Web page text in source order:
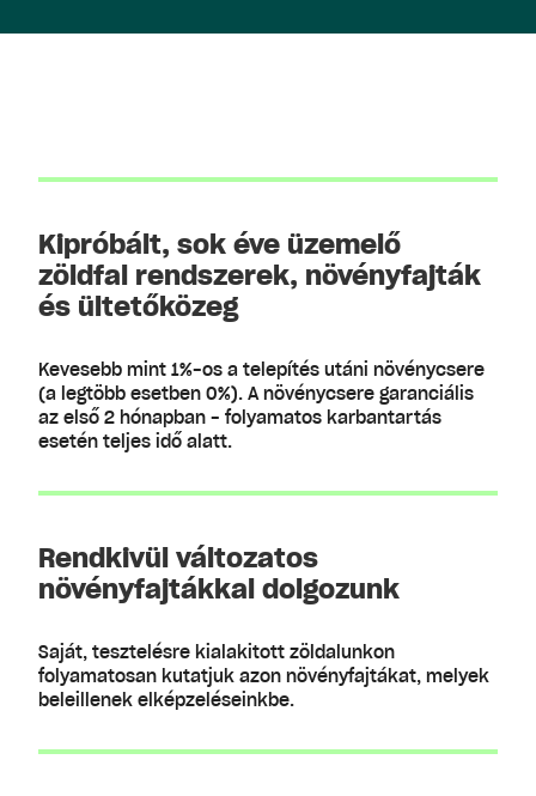
Kipróbált, sok éve üzemelő
zöldfal rendszerek, növényfajták
és ültetőközeg
Kevesebb mint 1%-os a telepítés utáni növénycsere
(a legtöbb esetben 0%). A növénycsere garanciális
az első 2 hónapban - folyamatos karbantartás
esetén teljes idő alatt.
Rendkivül változatos
növényfajtákkal dolgozunk
Saját, tesztelésre kialakitott zöldalunkon
folyamatosan kutatjuk azon növényfajtákat, melyek
beleillenek elképzeléseinkbe.